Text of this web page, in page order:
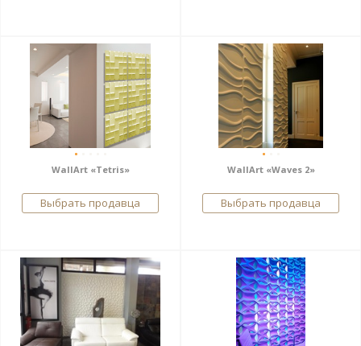
WallArt «Tetris»
Выбрать продавца
WallArt «Waves 2»
Выбрать продавца